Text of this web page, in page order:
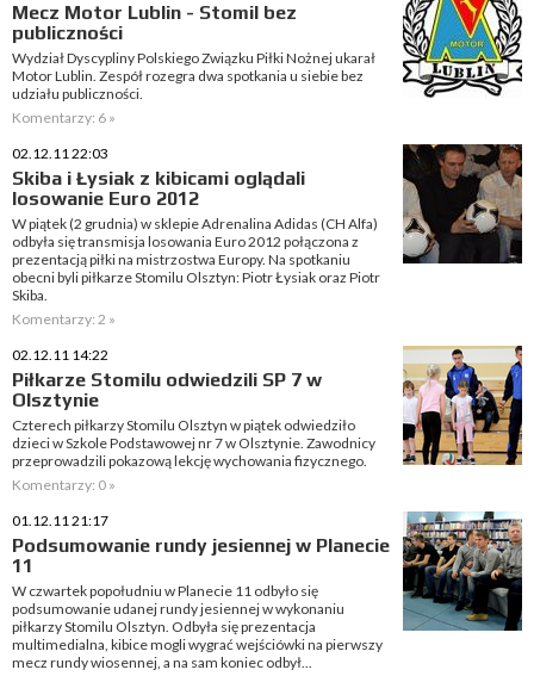
Mecz Motor Lublin - Stomil bez
publiczności
Wydział Dyscypliny Polskiego Związku Piłki Nożnej ukarał
Motor Lublin. Zespół rozegra dwa spotkania u siebie bez
udziału publiczności.
Komentarzy: 6 »
02.12.11 22:03
Skiba i Łysiak z kibicami oglądali
losowanie Euro 2012
W piątek (2 grudnia) w sklepie Adrenalina Adidas (CH Alfa)
odbyła się transmisja losowania Euro 2012 połączona z
prezentacją piłki na mistrzostwa Europy. Na spotkaniu
obecni byli piłkarze Stomilu Olsztyn: Piotr Łysiak oraz Piotr
Skiba.
Komentarzy: 2 »
02.12.11 14:22
Piłkarze Stomilu odwiedzili SP 7 w
Olsztynie
Czterech piłkarzy Stomilu Olsztyn w piątek odwiedziło
dzieci w Szkole Podstawowej nr 7 w Olsztynie. Zawodnicy
przeprowadzili pokazową lekcję wychowania fizycznego.
Komentarzy: 0 »
01.12.11 21:17
Podsumowanie rundy jesiennej w Planecie
11
W czwartek popołudniu w Planecie 11 odbyło się
podsumowanie udanej rundy jesiennej w wykonaniu
piłkarzy Stomilu Olsztyn. Odbyła się prezentacja
multimedialna, kibice mogli wygrać wejściówki na pierwszy
mecz rundy wiosennej, a na sam koniec odbył...